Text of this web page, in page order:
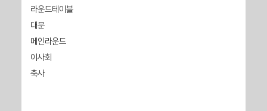
라운드테이블
대문
메인라운드
이사회
축사